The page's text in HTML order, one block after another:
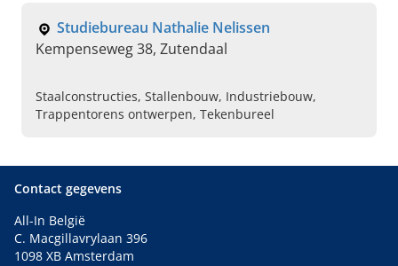
Studiebureau Nathalie Nelissen
Kempenseweg 38, Zutendaal
Staalconstructies, Stallenbouw, Industriebouw,
Trappentorens ontwerpen, Tekenbureel
Contact gegevens
All-In België
C. Macgillavrylaan 396
1098 XB Amsterdam